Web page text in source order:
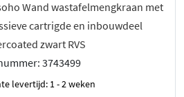
Wand wastafelmengkraan met
cartrigde en inbouwdeel
zwart RVS
3743499
levertijd: 1 - 2 weken